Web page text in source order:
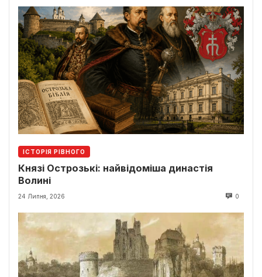
ІСТОРІЯ РІВНОГО
Князі Острозькі: найвідоміша династія
Волині
24 Липня, 2026 0